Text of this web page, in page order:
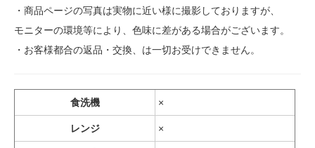
・商品ページの写真は実物に近い様に撮影しておりますが、
モニターの環境等により、色味に差がある場合がございます。
・お客様都合の返品・交換、は一切お受けできません。
食洗機 ×
レンジ ×